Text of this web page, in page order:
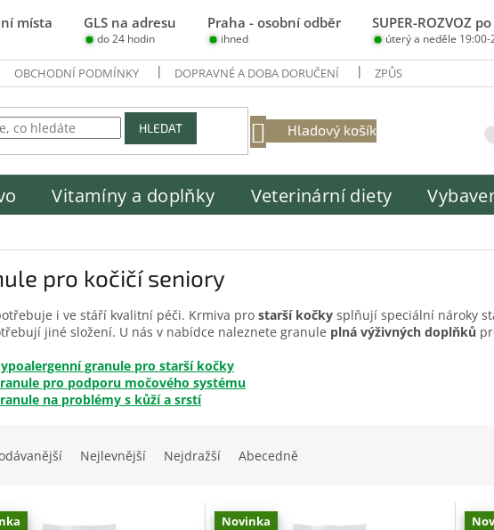
místa GLS na adresu Praha - osobní odběr SUPER-ROZVOZ
do 24 hodin ihned úterý a neděle 19:00-
OBCHODNÍ PODMÍNKY DOPRAVNÉ A DOBA DORUČENÍ ZPŮSOBY PLATBY
HLEDAT
NÁKUPNÍ
Hladový košík
Vitamíny a doplňky Veterinární diety
pro kočičí seniory
i ve stáří kvalitní péči. Krmiva pro starší kočky splňují speciální nároky
jiné složení. U nás v nabídce naleznete granule plná výživných doplňků
granule pro starší kočky
pro podporu močového systému
na problémy s kůží a srstí
Nejlevnější Nejdražší Abecedně
Novinka